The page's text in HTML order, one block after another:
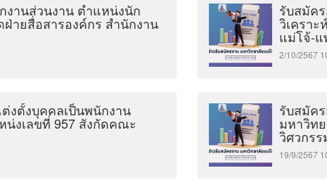
งานส่วนงาน ตำแหน่งนัก
ายสื่อสารองค์กร สำนักงาน
รับสมัค
วิเครา
แม่โจ้-แ
2/10/2567
งตั้งบุคคลเป็นพนักงาน
งเลขที่ 957 สังกัดคณะ
รับสมัค
มหาวิท
วิศวกร
19/9/2567